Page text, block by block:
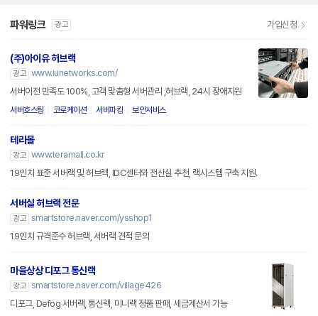
파워링크 광고 가입신청
(주)아이유 허브랙
광고 www.iunetworks.com/
서버이전 만족도 100%, 고객 맞춤형 서버관리 ,허브랙, 24시 장애지원
서버호스팅 코로케이션 서버파킹 보안서비스
테라몰
광고 www.teramall.co.kr
19인치 표준 서버랙 및 허브랙, IDC센터와 전산실 추천, 랙시스템 구축 지원.
서버실 허브랙 전문
광고 smartstore.naver.com/ysshop1
19인치 규격준수 허브랙, 서버랙 견적 문의
마을상상 디포그 통신랙
광고 smartstore.naver.com/village426
디포그, Defog 서버랙, 통신랙, 미니랙 정품 판매, 세금계산서 가능